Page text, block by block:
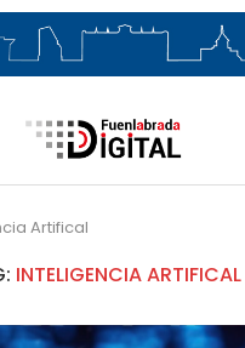
Artifical
INTELIGENCIA ARTIFICAL